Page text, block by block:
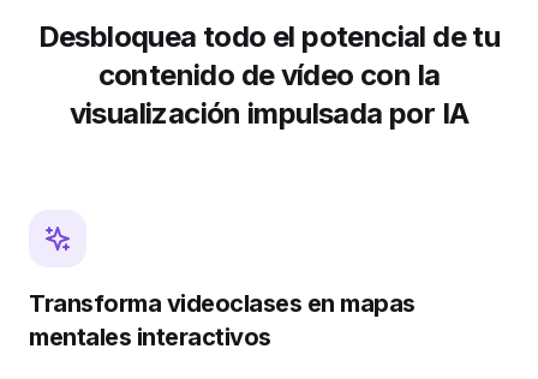
Desbloquea todo el potencial de tu
contenido de vídeo con la
visualización impulsada por IA
Transforma videoclases en mapas
mentales interactivos